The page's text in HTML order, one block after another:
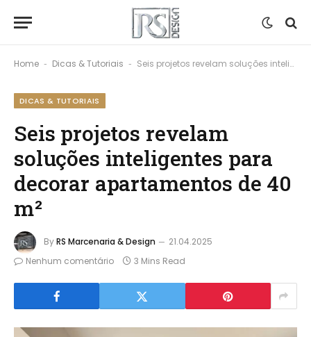
Home - Dicas & Tutoriais - Seis projetos revelam soluções inteligentes para decorar apartamentos de 40 m²
DICAS & TUTORIAIS
Seis projetos revelam
soluções inteligentes para
decorar apartamentos de 40
m²
ByRS Marcenaria & Design
21.04.2025
Nenhum comentário
3 Mins Read